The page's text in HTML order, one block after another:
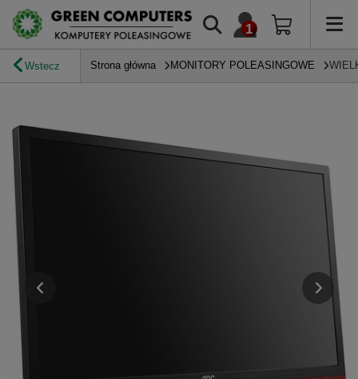
Wstecz Strona główna MONITORY POLEASINGOWE